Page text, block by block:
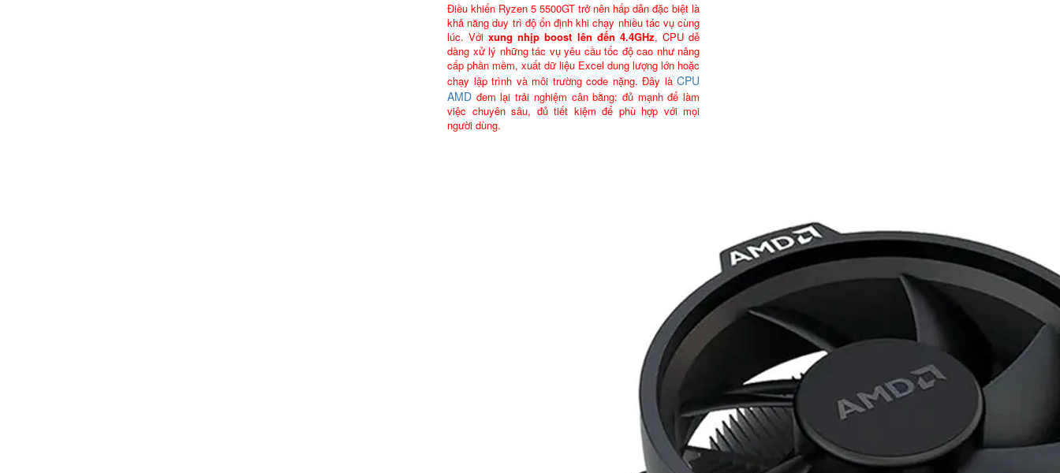
Điều khiến Ryzen 5 5500GT trở nên hấp dẫn đặc biệt là
khả năng duy trì độ ổn định khi chạy nhiều tác vụ cùng
lúc. Vớixung nhịp boost lên đến 4.4GHz, CPU dễ
dàng xử lý những tác vụ yêu cầu tốc độ cao như nâng
cấp phần mềm, xuất dữ liệu Excel dung lượng lớn hoặc
chạy lập trình và môi trường code nặng. Đây là CPU
AMD đem lại trải nghiệm cân bằng: đủ mạnh để làm
việc chuyên sâu, đủ tiết kiệm để phù hợp với mọi
người dùng.